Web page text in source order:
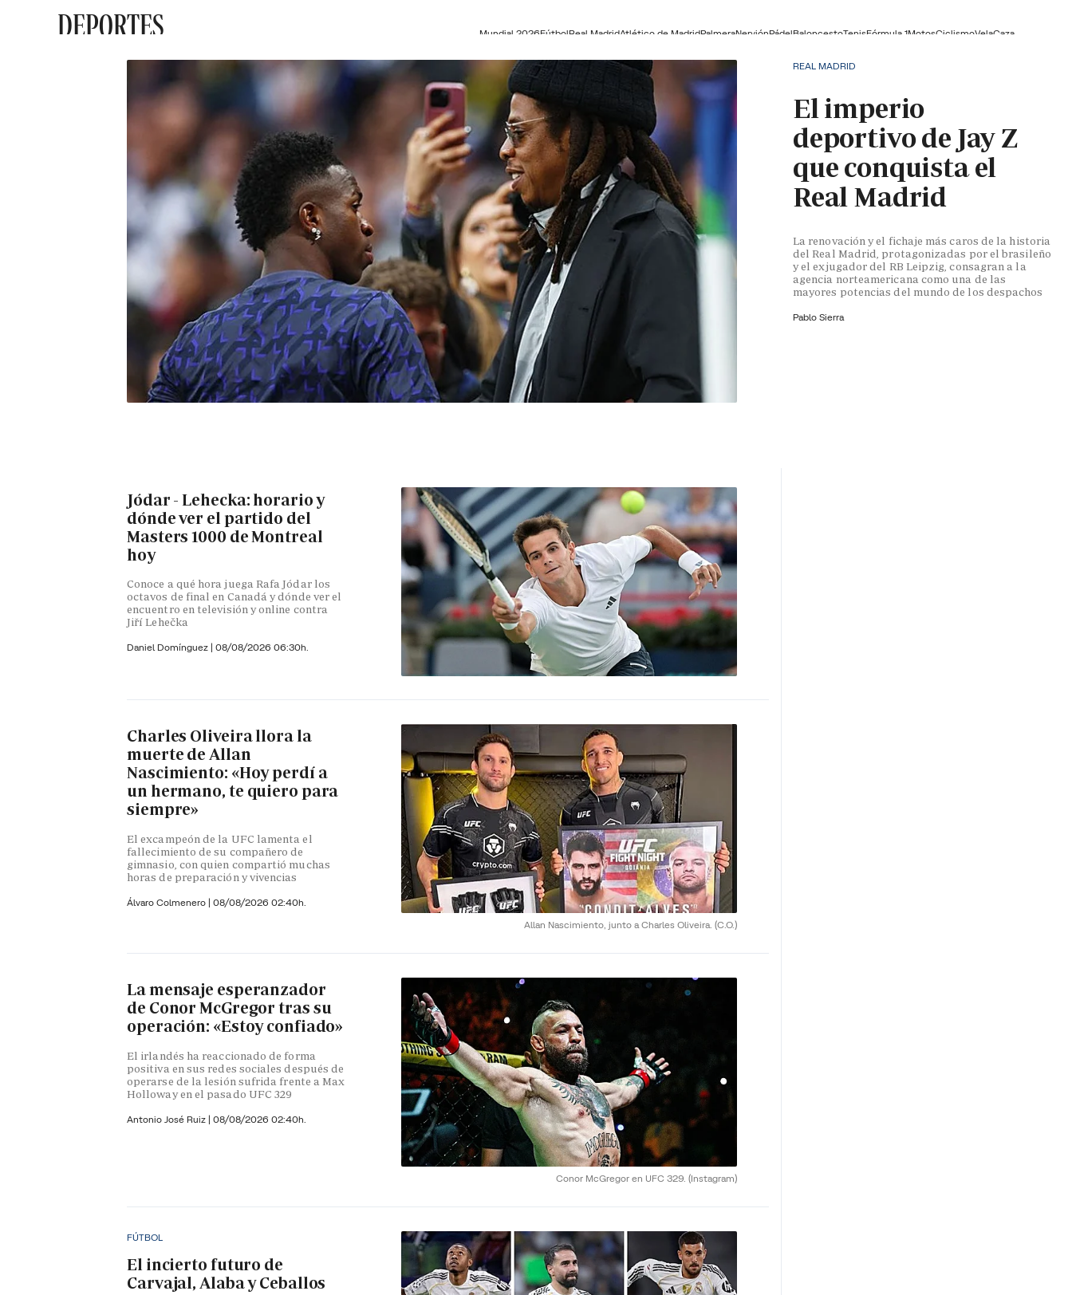
DEPORTES Mundial 2026FútbolReal MadridAtlético de MadridPalmeraNerviónPádelBaloncestoTenisFórmula 1MotosCiclismoVelaCaza
REAL MADRID
El imperio
deportivo de Jay Z
que conquista el
Real Madrid
La renovación y el fichaje más caros de la historia
del Real Madrid, protagonizadas por el brasileño
y el exjugador del RB Leipzig, consagran a la
agencia norteamericana como una de las
mayores potencias del mundo de los despachos
Pablo Sierra
Jódar - Lehecka: horario y
dónde ver el partido del
Masters 1000 de Montreal
hoy
Conoce a qué hora juega Rafa Jódar los
octavos de final en Canadá y dónde ver el
encuentro en televisión y online contra
Jiří Lehečka
Daniel Domínguez | 08/08/2026 06:30h.
Allan Nascimiento, junto a Charles Oliveira. (C.O.)
Charles Oliveira llora la
muerte de Allan
Nascimiento: «Hoy perdí a
un hermano, te quiero para
siempre»
El excampeón de la UFC lamenta el
fallecimiento de su compañero de
gimnasio, con quien compartió muchas
horas de preparación y vivencias
Álvaro Colmenero | 08/08/2026 02:40h.
Conor McGregor en UFC 329. (Instagram)
La mensaje esperanzador
de Conor McGregor tras su
operación: «Estoy confiado»
El irlandés ha reaccionado de forma
positiva en sus redes sociales después de
operarse de la lesión sufrida frente a Max
Holloway en el pasado UFC 329
Antonio José Ruiz | 08/08/2026 02:40h.
FÚTBOL
El incierto futuro de
Carvajal, Alaba y Ceballos